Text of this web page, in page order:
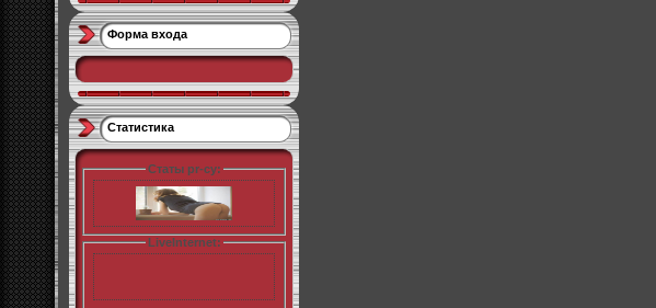
Форма входа
Статистика
Статы pr-cy:
LiveInternet: